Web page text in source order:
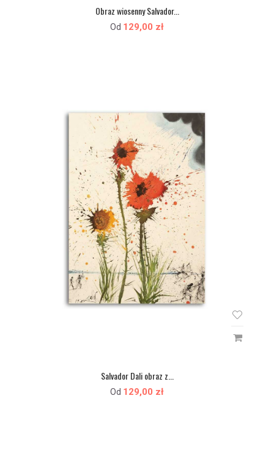
Obraz wiosenny Salvador...
Od 129,00 zł
Salvador Dali obraz z...
Od 129,00 zł